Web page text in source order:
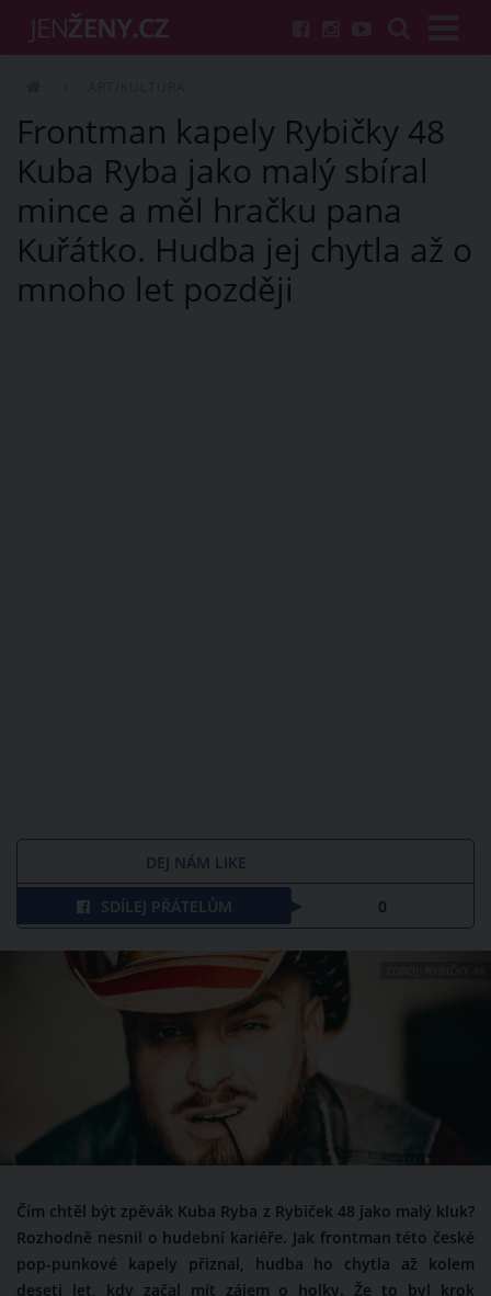
Frontman kapely Rybičky 48
Kuba Ryba jako malý sbíral
mince a měl hračku pana
Kuřátko. Hudba jej chytla až o
mnoho let později
DEJ NÁM LIKE
SDÍLEJ PŘÁTELŮM 0
Čím chtěl být zpěvák Kuba Ryba z Rybiček 48 jako malý kluk?
Rozhodně nesnil o hudební kariéře. Jak frontman této české
pop-punkové kapely přiznal, hudba ho chytla až kolem
deseti let, kdy začal mít zájem o holky. Že to byl krok